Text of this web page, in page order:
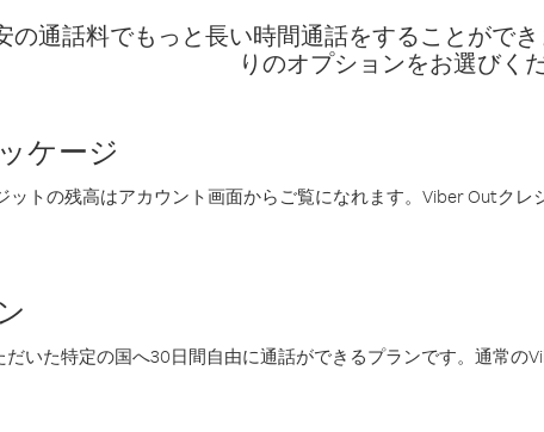
の通話料でもっと長い時間通話をすることがで
りのオプションをお選びく
ケージ
ットの残高はアカウント画面からご覧になれます。Viber Outク
いた特定の国へ30日間自由に通話ができるプランです。通常の